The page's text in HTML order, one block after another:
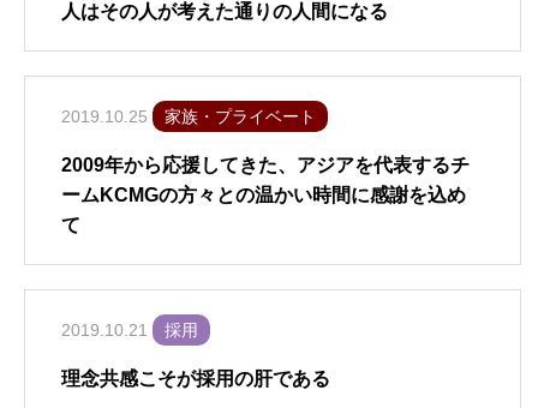
人はその人が考えた通りの人間になる
2019.10.25 家族・プライベート
2009年から応援してきた、アジアを代表するチ
ームKCMGの方々との温かい時間に感謝を込め
て
2019.10.21 採用
理念共感こそが採用の肝である